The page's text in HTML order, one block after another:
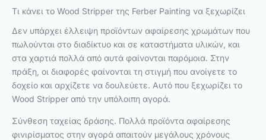
Τι κάνει το Wood Stripper της Ferber Painting να ξεχωρίζει
Δεν υπάρχει έλλειψη προϊόντων αφαίρεσης χρωμάτων που
πωλούνται στο διαδίκτυο και σε καταστήματα υλικών, και
στα χαρτιά πολλά από αυτά φαίνονται παρόμοια. Στην
πράξη, οι διαφορές φαίνονται τη στιγμή που ανοίγετε το
δοχείο και αρχίζετε να δουλεύετε. Αυτό που ξεχωρίζει το
Wood Stripper από την υπόλοιπη αγορά.
Σύνθεση ταχείας δράσης. Πολλά προϊόντα αφαίρεσης
φινιρίσματος στην αγορά απαιτούν μεγάλους χρόνους